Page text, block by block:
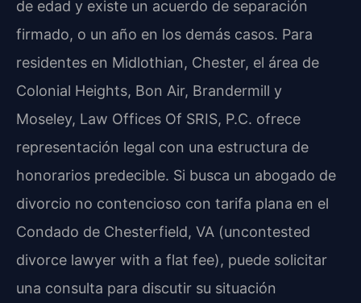
de edad y existe un acuerdo de separación
firmado, o un año en los demás casos. Para
residentes en Midlothian, Chester, el área de
Colonial Heights, Bon Air, Brandermill y
Moseley, Law Offices Of SRIS, P.C. ofrece
representación legal con una estructura de
honorarios predecible. Si busca un abogado de
divorcio no contencioso con tarifa plana en el
Condado de Chesterfield, VA (uncontested
divorce lawyer with a flat fee), puede solicitar
una consulta para discutir su situación